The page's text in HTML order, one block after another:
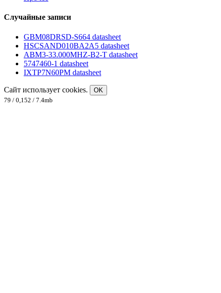
Случайные записи
GBM08DRSD-S664 datasheet
HSCSAND010BA2A5 datasheet
ABM3-33.000MHZ-B2-T datasheet
5747460-1 datasheet
IXTP7N60PM datasheet
Сайт использует cookies.
OK
79 / 0,152 / 7.4mb